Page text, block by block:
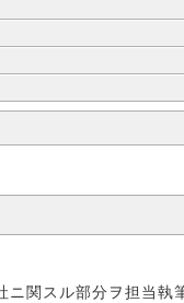
関スル部分ヲ担当